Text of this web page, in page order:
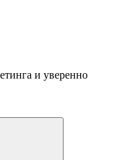
и уверенно